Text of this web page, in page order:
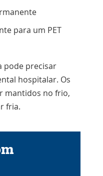
para um PET
pode precisar
hospitalar. Os
mantidos no frio,
fria.